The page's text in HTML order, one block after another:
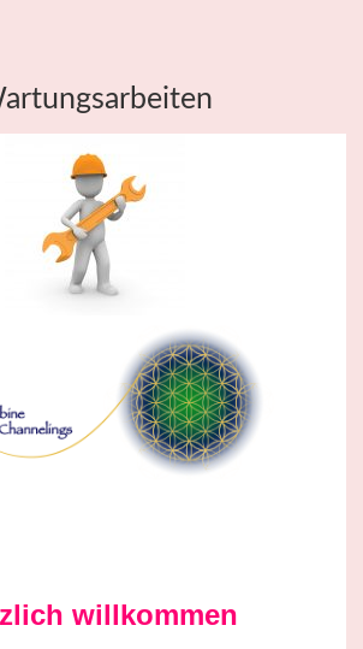
willkommen